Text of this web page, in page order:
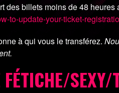
des billets moins de 48
to-update-your-ticket-
à qui vous le transférez.
SEXY/